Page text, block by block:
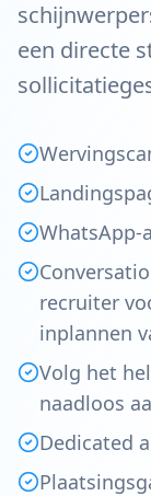
een directe
recruiter
inplannen
Volg het
naadloos
Dedicated